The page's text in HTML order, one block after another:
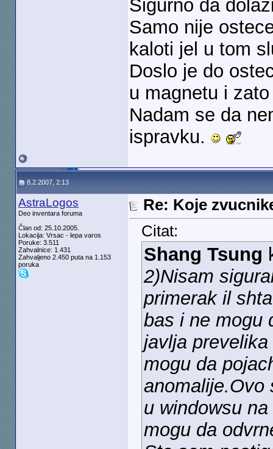
Sigurno da
Samo nije
kaloti jel u tom
Doslo je do
u magnetu i
Nadam se da
ispravku.
8.2.2007, 2:13
AstraLogos
Deo inventara foruma
Član od: 25.10.2005.
Lokacija: Vrsac - lepa varos
Poruke: 3.511
Zahvalnice: 1.431
Zahvaljeno 2.450 puta na 1.153
poruka
Re: Koje
Citat:
Shang Tsung
2)Nisam
primerak il
bas i ne mogu
javlja
mogu da
anomalije.Ovo
u windowsu
mogu da